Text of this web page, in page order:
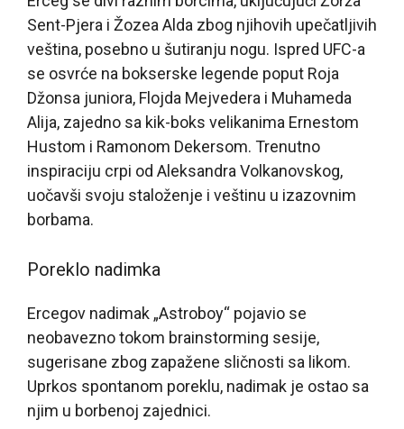
Sent-Pjera i Žozea Alda zbog njihovih upečatljivih
veština, posebno u šutiranju nogu. Ispred UFC-a
se osvrće na bokserske legende poput Roja
Džonsa juniora, Flojda Mejvedera i Muhameda
Alija, zajedno sa kik-boks velikanima Ernestom
Hustom i Ramonom Dekersom. Trenutno
inspiraciju crpi od Aleksandra Volkanovskog,
uočavši svoju staloženje i veštinu u izazovnim
borbama.
Poreklo nadimka
Ercegov nadimak „Astroboy“ pojavio se
neobavezno tokom brainstorming sesije,
sugerisane zbog zapažene sličnosti sa likom.
Uprkos spontanom poreklu, nadimak je ostao sa
njim u borbenoj zajednici.